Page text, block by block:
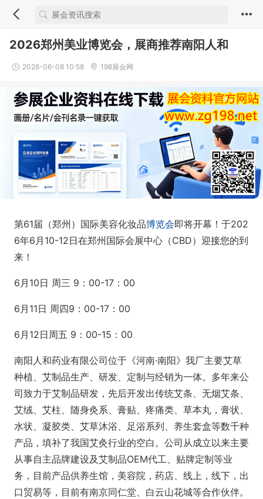
2026郑州美业博览会，展商推荐南阳人和
2026-06-08 10:58 198展会网
第61届（郑州）国际美容化妆品博览会即将开幕！于202
6年6月10-12日在郑州国际会展中心（CBD）迎接您的到
来！
6月10日 周三 9：00-17：00
6月11日 周四9：00-17：00
6月12日周五 9：00-15：00
南阳人和药业有限公司位于《河南·南阳》我厂主要艾草
种植、艾制品生产、研发、定制与经销为一体。多年来公
司致力于艾制品研发，先后开发出传统艾条、无烟艾条、
艾绒、艾柱、随身灸系、膏贴、疼痛类、草本丸，膏状、
水状、凝胶类、艾草沐浴、足浴系列、养生套盒等数千种
产品，填补了我国艾灸行业的空白。公司从成立以来主要
从事自主品牌建设及艾制品OEM代工、贴牌定制等业
务，目前产品供养生馆，美容院，药店、线上，线下，出
口贸易等，目前有南京同仁堂、白云山花城等合作伙伴。